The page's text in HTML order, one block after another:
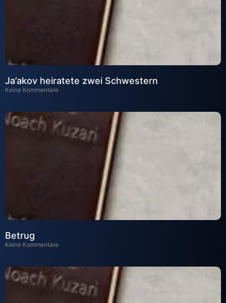
Ja’akov heiratete zwei Schwestern
Keine Kommentare
Betrug
Keine Kommentare